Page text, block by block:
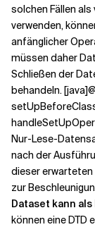
Verwandte
solchen Fällen
verwenden,
anfänglicher
müssen daher
Schließen der
behandeln.
Nur-Lese-
nach der
dieser
zur
Dataset kann
können eine DTD